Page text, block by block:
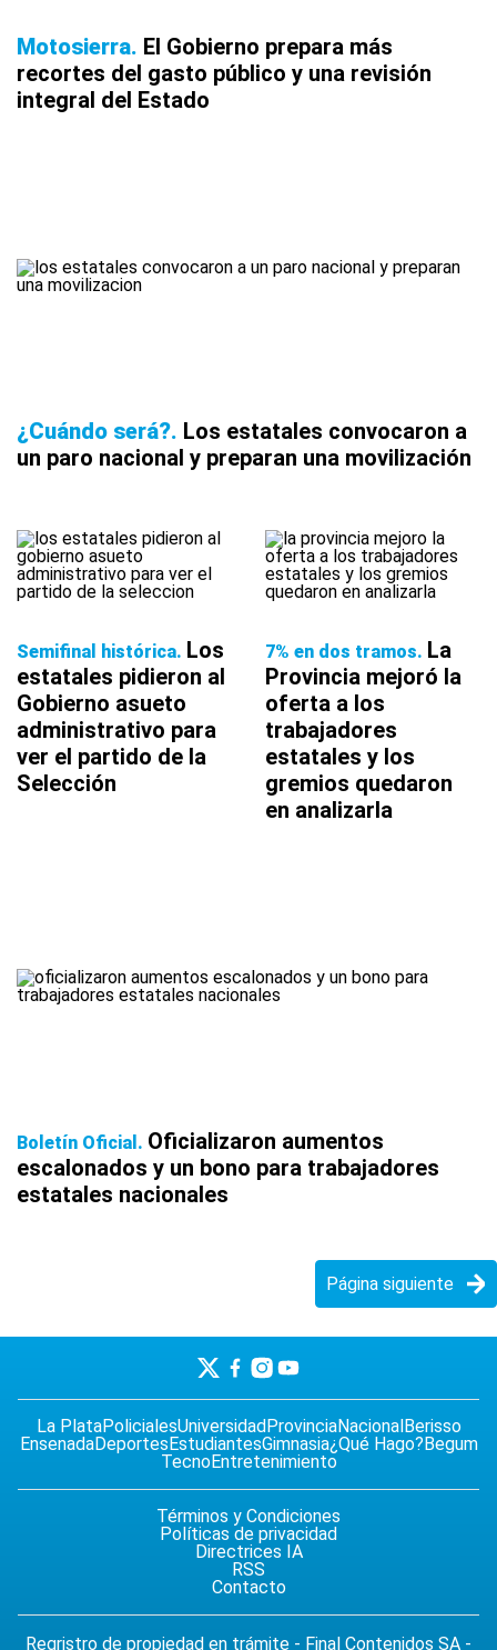
Motosierra El Gobierno prepara más
recortes del gasto público y una revisión
integral del Estado
¿Cuándo será? Los estatales convocaron a
un paro nacional y preparan una movilización
Semifinal histórica Los
estatales pidieron al
Gobierno asueto
administrativo para
ver el partido de la
Selección
7% en dos tramos La
Provincia mejoró la
oferta a los
trabajadores
estatales y los
gremios quedaron
en analizarla
Boletín Oficial
Oficializaron aumentos
escalonados y un bono para trabajadores
estatales nacionales
Página siguiente
La PlataPolicialesUniversidadProvinciaNacionalBerisso
EnsenadaDeportesEstudiantesGimnasia¿Qué Hago?Begum
TecnoEntretenimiento
Términos y Condiciones
Políticas de privacidad
Directrices IA
RSS
Contacto
Regristro de propiedad en trámite - Final Contenidos SA -